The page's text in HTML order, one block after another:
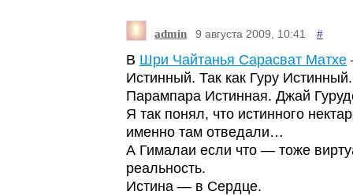
admin 9 августа 2009, 10:41 #
В Шри Чайтанья Сарасват Матхе
Истинный. Так как Гуру Истинный.
Парампара Истинная. Джай
Я так понял, что истинного
именно там отведали…
А Гималаи если что — тоже
реальность.
Истина — в Сердце.